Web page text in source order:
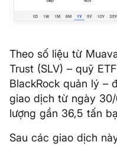
Theo số liệu từ
Trust (SLV) – quỹ
BlackRock quản lý –
giao dịch từ ngày
lượng gần 36,5 tấn
Sau các giao dịch